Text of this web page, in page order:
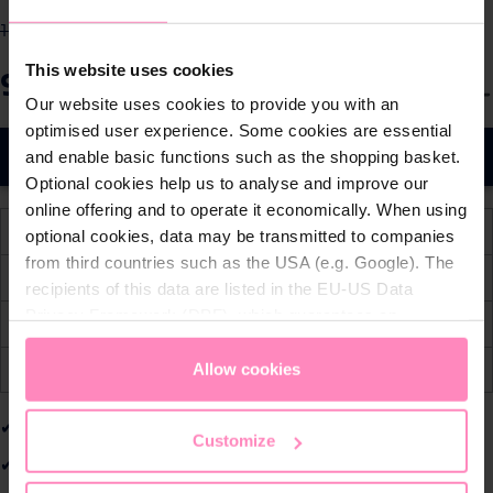
This website uses cookies
Our website uses cookies to provide you with an
optimised user experience. Some cookies are essential
and enable basic functions such as the shopping basket.
Optional cookies help us to analyse and improve our
online offering and to operate it economically. When using
optional cookies, data may be transmitted to companies
from third countries such as the USA (e.g. Google). The
recipients of this data are listed in the EU-US Data
appropriate level of data protection. You canaccept all
only allow necessary cookies
access and change your chosen setting at any time in
Allow cookies
Customize
159,90 €
99,90 €
a
A la cesta
Disponible, plazo de entrega: 1-4 días
Envío gratuito a partir de € 59,-
Política de devolución gratuita de 30 días
Pago cómodo y seguro
BOQUILLA TRANSPARENTE:Visibilidad en tiempo real